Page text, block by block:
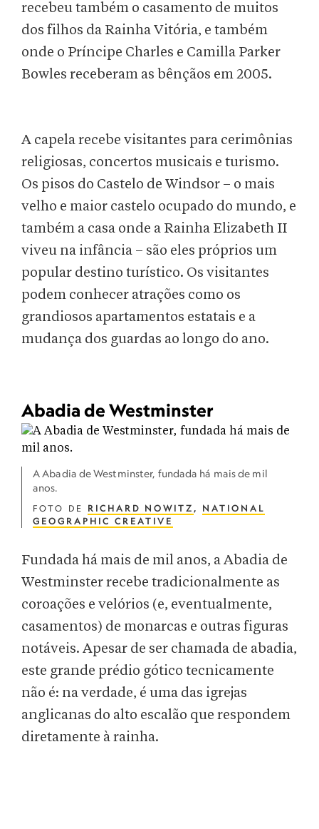
recebeu também o casamento de muitos
dos filhos da Rainha Vitória, e também
onde o Príncipe Charles e Camilla Parker
Bowles receberam as bênçãos em 2005.
A capela recebe visitantes para cerimônias
religiosas, concertos musicais e turismo.
Os pisos do Castelo de Windsor – o mais
velho e maior castelo ocupado do mundo, e
também a casa onde a Rainha Elizabeth II
viveu na infância – são eles próprios um
popular destino turístico. Os visitantes
podem conhecer atrações como os
grandiosos apartamentos estatais e a
mudança dos guardas ao longo do ano.
Abadia de Westminster
A Abadia de Westminster, fundada há mais de mil
anos.
FOTO DE RICHARD NOWITZ , NATIONAL
GEOGRAPHIC CREATIVE
Fundada há mais de mil anos, a Abadia de
Westminster recebe tradicionalmente as
coroações e velórios (e, eventualmente,
casamentos) de monarcas e outras figuras
notáveis. Apesar de ser chamada de abadia,
este grande prédio gótico tecnicamente
não é: na verdade, é uma das igrejas
anglicanas do alto escalão que respondem
diretamente à rainha.